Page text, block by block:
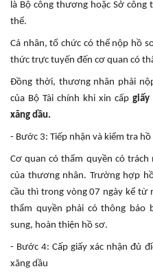
là Bộ công thương hoặc Sở
thể.
Cá nhân, tổ chức có thể nộp hồ
thức trực tuyến đến cơ quan có
Đồng thời, thương nhân phải
của Bộ Tài chính khi xin cấp giấy
xăng dầu.
- Bước 3: Tiếp nhận và kiểm tra hồ
Cơ quan có thẩm quyền có
của thương nhân. Trường hợp
cầu thì trong vòng 07 ngày kể từ
thẩm quyền phải có thông báo
sung, hoàn thiện hồ sơ.
- Bước 4: Cấp giấy xác nhận đủ
xăng dầu